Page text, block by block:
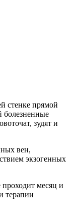
стенке прямой
болезненные
зудят и
вен,
экзогенных
месяц и
терапии